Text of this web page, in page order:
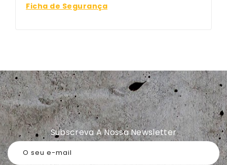
Ficha de Segurança
Subscreva A Nossa Newsletter
O seu e-mail